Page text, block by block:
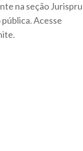
na seção
Acesse